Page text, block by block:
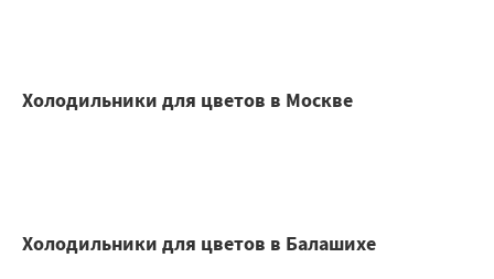
Холодильники для цветов в Москве
Холодильники для цветов в Балашихе